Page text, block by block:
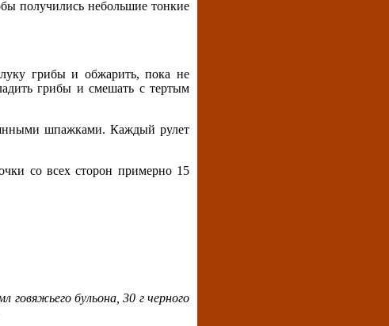
получились небольшие тонкие
грибы и обжарить, пока не
грибы и смешать с тертым
шпажками. Каждый рулет
со всех сторон примерно 15
говяжьего бульона, 30 г черного